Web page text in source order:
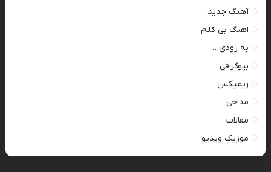
آهنگ جدید
اهنگ بی کلام
به زودی…
بیوگرافی
ریمیکس
مداحی
مقالات
موزیک ویدیو